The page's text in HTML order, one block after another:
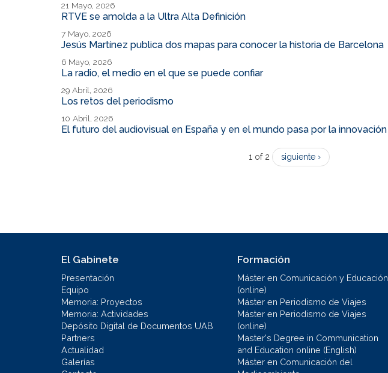
21 Mayo, 2026
RTVE se amolda a la Ultra Alta Definición
7 Mayo, 2026
Jesús Martínez publica dos mapas para conocer la historia de Barcelona
6 Mayo, 2026
La radio, el medio en el que se puede confiar
29 Abril, 2026
Los retos del periodismo
10 Abril, 2026
El futuro del audiovisual en España y en el mundo pasa por la innovación
1 of 2 siguiente ›
El Gabinete
Presentación
Equipo
Memoria: Proyectos
Memoria: Actividades
Depósito Digital de Documentos UAB
Partners
Actualidad
Galerías
Formación
Máster en Comunicación y Educación
(online)
Máster en Periodismo de Viajes
Máster en Periodismo de Viajes
(online)
Master's Degree in Communication
and Education online (English)
Máster en Comunicación del